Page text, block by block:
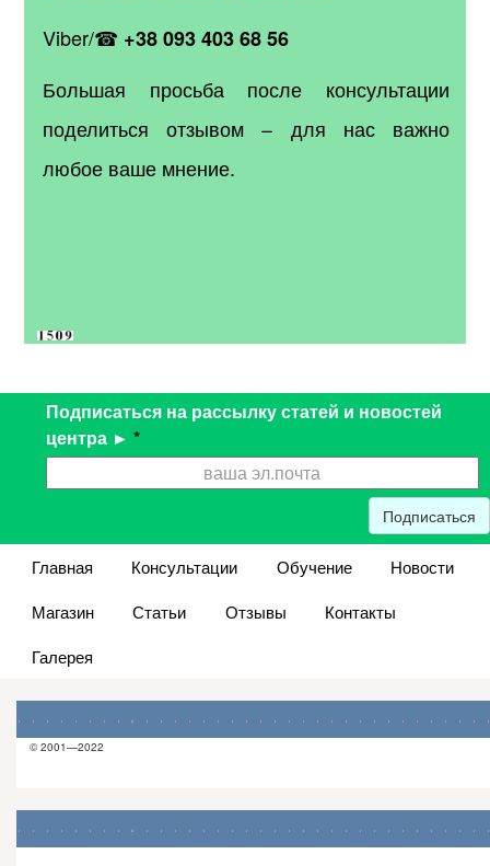
Viber/☎ +38 093 403 68 56
Большая просьба после консультации
поделиться отзывом – для нас важно
любое ваше мнение.
Подписаться на рассылку статей и новостей
центра ► *
Подписаться
Главная Консультации Обучение
Новости
Магазин
Статьи Отзывы
Контакты
Галерея
© 2001—2022